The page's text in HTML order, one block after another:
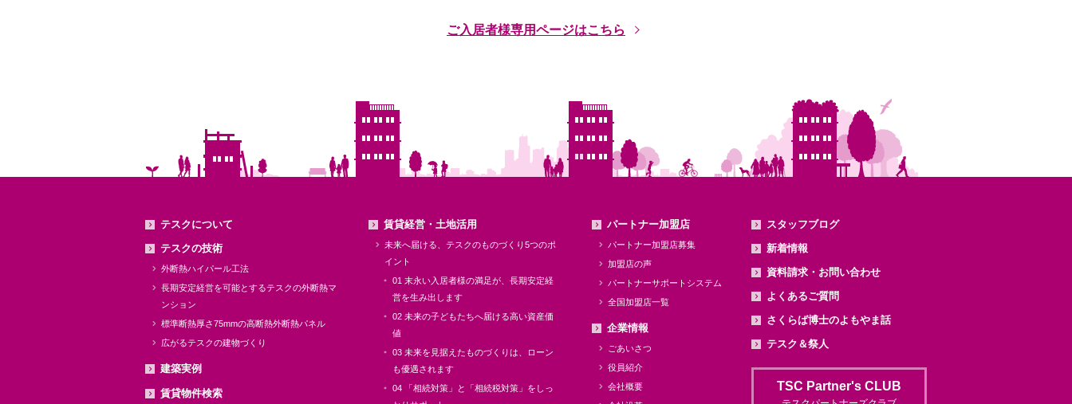
ご入居者様専用ページはこちら
テスクについて
テスクの技術
外断熱ハイパール工法
長期安定経営を可能とするテスクの外断熱マ
ンション
標準断熱厚さ75mmの高断熱外断熱パネル
広がるテスクの建物づくり
建築実例
賃貸物件検索
賃貸経営・土地活用
未来へ届ける、テスクのものづくり5つのポ
イント
01 末永い入居者様の満足が、長期安定経
営を生み出します
02 未来の子どもたちへ届ける高い資産価
値
03 未来を見据えたものづくりは、ローン
も優遇されます
04 「相続対策」と「相続税対策」をしっ
パートナー加盟店
パートナー加盟店募集
加盟店の声
パートナーサポートシステム
全国加盟店一覧
企業情報
ごあいさつ
役員紹介
会社概要
スタッフブログ
新着情報
資料請求・お問い合わせ
よくあるご質問
さくらば博士のよもやま話
テスク＆祭人
TSC Partner's CLUB